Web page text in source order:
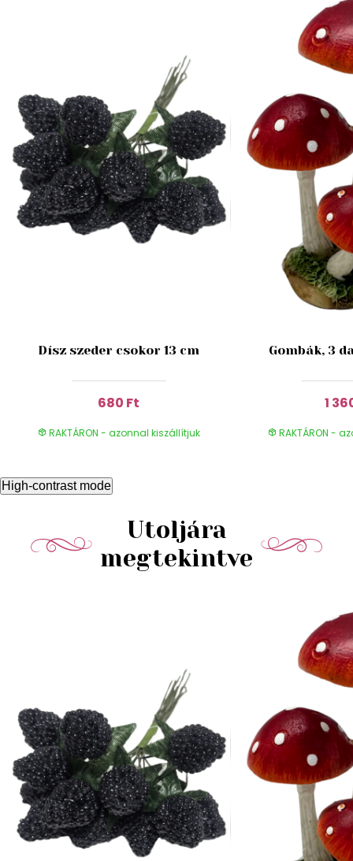
Dísz szeder csokor 13 cm
680 Ft
RAKTÁRON - azonnal kiszállítjuk
Gombák, 3
1
RAKTÁRON -
High-contrast mode
Utoljára
megtekintve